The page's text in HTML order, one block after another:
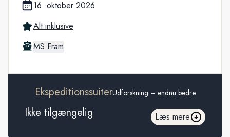
16. oktober 2026
Alt inklusive
MS Fram
EkspeditionssuiterUdforskning – endnu bedre
Ikke tilgængelig Læs mere